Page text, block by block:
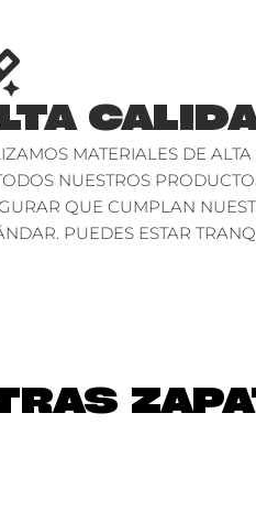
MATERIALES DE
NUESTROS
QUE CUMPLAN
PUEDES ESTAR